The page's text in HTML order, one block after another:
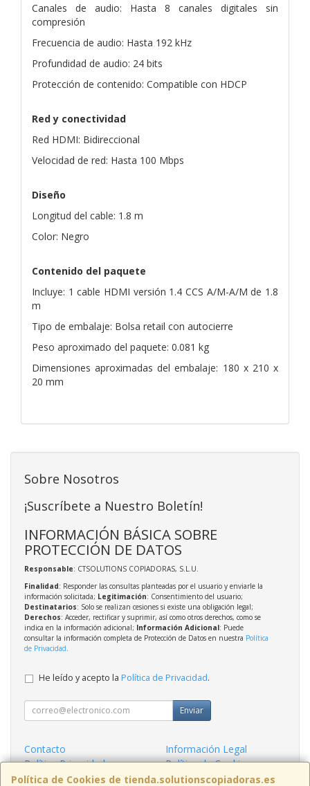
Canales de audio: Hasta 8 canales digitales sin
compresión
Frecuencia de audio: Hasta 192 kHz
Profundidad de audio: 24 bits
Protección de contenido: Compatible con HDCP
Red y conectividad
Red HDMI: Bidireccional
Velocidad de red: Hasta 100 Mbps
Diseño
Longitud del cable: 1.8 m
Color: Negro
Contenido del paquete
Incluye: 1 cable HDMI versión 1.4 CCS A/M-A/M de 1.8
m
Tipo de embalaje: Bolsa retail con autocierre
Peso aproximado del paquete: 0.081 kg
Dimensiones aproximadas del embalaje: 180 x 210 x
20 mm
Política de Cookies de tienda.solutionscopiadoras.es
Sobre Nosotros
¡Suscríbete a Nuestro Boletín!
INFORMACIÓN BÁSICA SOBRE
PROTECCIÓN DE DATOS
Responsable: CTSOLUTIONS COPIADORAS, S.L.U.
Finalidad: Responder las consultas planteadas por el usuario y enviarle la
información solicitada; Legitimación: Consentimiento del usuario;
Destinatarios: Solo se realizan cesiones si existe una obligación legal;
Derechos: Acceder, rectificar y suprimir, así como otros derechos, como se
indica en la información adicional; Información Adicional: Puede
consultar la información completa de Protección de Datos en nuestra Política
de Privacidad
He leído y acepto la Política de Privacidad.
Enviar
Contacto
Información Legal
Política Privacidad
Política de Cookies
Condiciones de Compra
Formas de Pago